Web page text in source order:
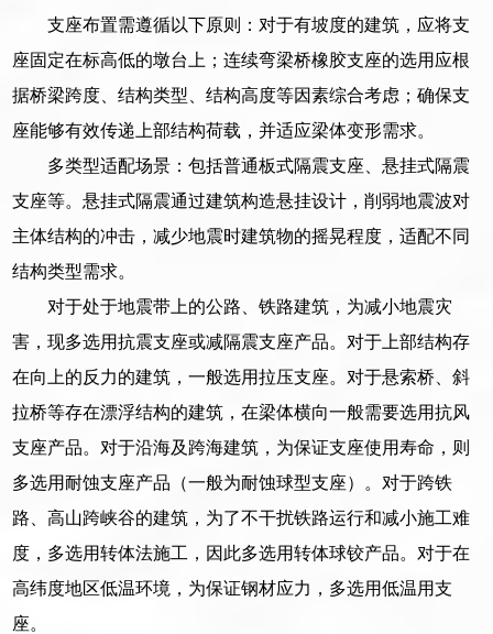
支座布置需遵循以下原则：对于有坡度的建筑，应将支
座固定在标高低的墩台上；连续弯梁桥橡胶支座的选用应根
据桥梁跨度、结构类型、结构高度等因素综合考虑；确保支
座能够有效传递上部结构荷载，并适应梁体变形需求。
多类型适配场景：包括普通板式隔震支座、悬挂式隔震
支座等。悬挂式隔震通过建筑构造悬挂设计，削弱地震波对
主体结构的冲击，减少地震时建筑物的摇晃程度，适配不同
结构类型需求。
对于处于地震带上的公路、铁路建筑，为减小地震灾
害，现多选用抗震支座或减隔震支座产品。对于上部结构存
在向上的反力的建筑，一般选用拉压支座。对于悬索桥、斜
拉桥等存在漂浮结构的建筑，在梁体横向一般需要选用抗风
支座产品。对于沿海及跨海建筑，为保证支座使用寿命，则
多选用耐蚀支座产品（一般为耐蚀球型支座）。对于跨铁
路、高山跨峡谷的建筑，为了不干扰铁路运行和减小施工难
度，多选用转体法施工，因此多选用转体球铰产品。对于在
高纬度地区低温环境，为保证钢材应力，多选用低温用支
座。